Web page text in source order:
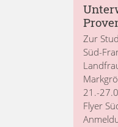
Zur
Süd-
21.-
Flyer